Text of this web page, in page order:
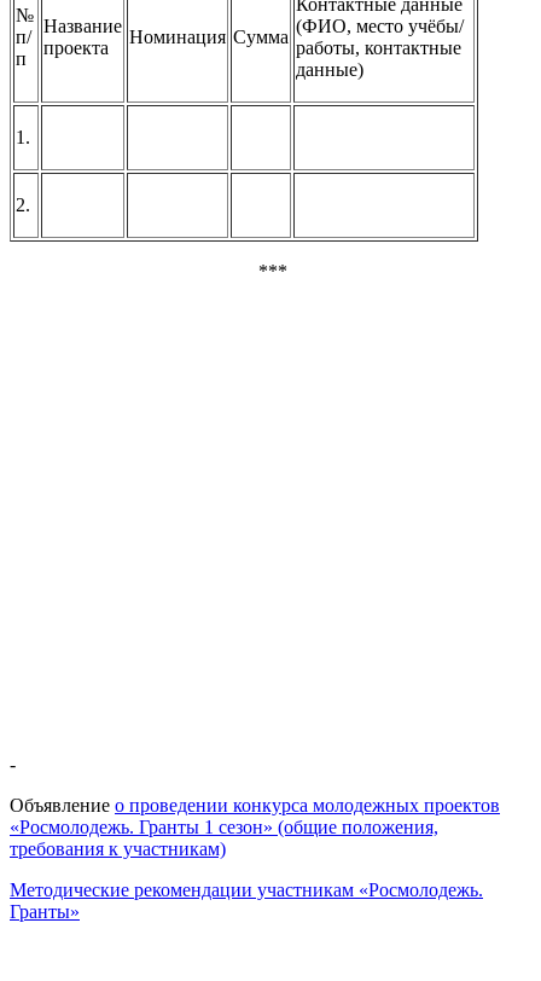
№
п/
п
Название
проекта
Номинация Сумма
Контактные данные
(ФИО, место учёбы/
работы, контактные
данные)
1.
2.
***
-
Объявление о проведении конкурса молодежных проектов
«Росмолодежь. Гранты 1 сезон» (общие положения,
требования к участникам)
Методические рекомендации участникам «Росмолодежь.
Гранты»